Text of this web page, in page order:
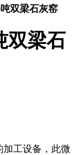
双梁石灰窑
双梁石
加工设备，此微